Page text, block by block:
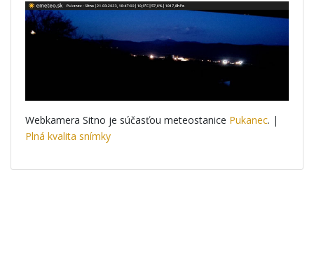
Webkamera Sitno je súčasťou meteostanice Pukanec. |
Plná kvalita snímky